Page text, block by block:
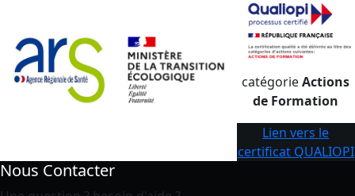
catégorieActions
de Formation
Lien vers le
certificat QUALIOPI
Nous Contacter